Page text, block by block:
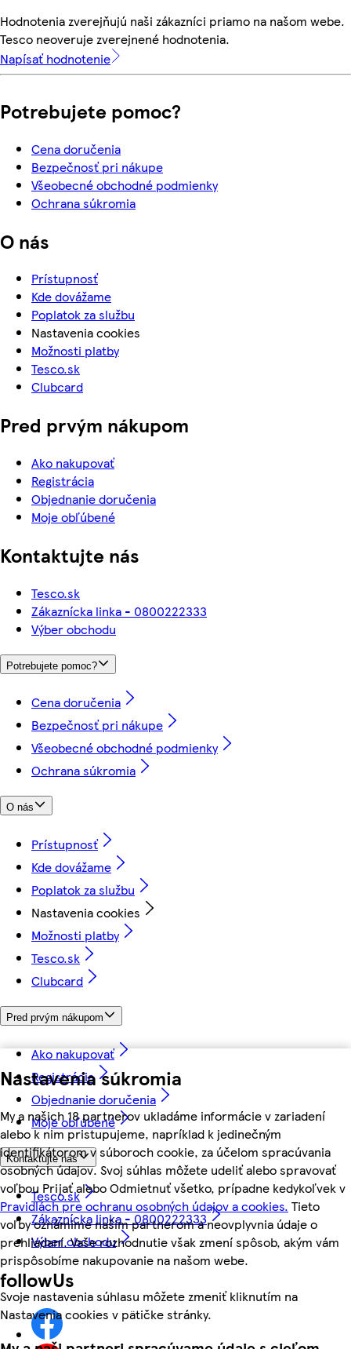
Nastavenia súkromia
My a našich 18 partnerov ukladáme informácie v zariadení
alebo k nim pristupujeme, napríklad k jedinečným
identifikátorom v súboroch cookie, za účelom spracúvania
osobných údajov. Svoj súhlas môžete udeliť alebo spravovať
voľbou Prijať alebo Odmietnuť všetko, prípadne kedykoľvek v
Pravidlách pre ochranu osobných údajov a cookies. Tieto
voľby oznámime našim partnerom a neovplyvnia údaje o
prehliadaní. Vaše rozhodnutie však zmení spôsob, akým vám
prispôsobíme nakupovanie na našom webe.
Svoje nastavenia súhlasu môžete zmeniť kliknutím na
Nastavenia cookies v pätičke stránky.
Hodnotenia zverejňujú naši zákazníci priamo na našom webe.
Tesco neoveruje zverejnené hodnotenia.
Napísať hodnotenie
Potrebujete pomoc?
Cena doručenia
Bezpečnosť pri nákupe
Všeobecné obchodné podmienky
Ochrana súkromia
O nás
Prístupnosť
Kde dovážame
Poplatok za službu
Nastavenia cookies
Možnosti platby
Tesco.sk
Clubcard
Pred prvým nákupom
Ako nakupovať
Registrácia
Objednanie doručenia
Moje obľúbené
Kontaktujte nás
Tesco.sk
Zákaznícka linka - 0800222333
Výber obchodu
Potrebujete pomoc?
Cena doručenia
Bezpečnosť pri nákupe
Všeobecné obchodné podmienky
Ochrana súkromia
O nás
Prístupnosť
Kde dovážame
Poplatok za službu
Nastavenia cookies
Možnosti platby
Tesco.sk
Clubcard
Pred prvým nákupom
Ako nakupovať
Registrácia
Objednanie doručenia
Moje obľúbené
Kontaktujte nás
Tesco.sk
Zákaznícka linka - 0800222333
Výber obchodu
followUs